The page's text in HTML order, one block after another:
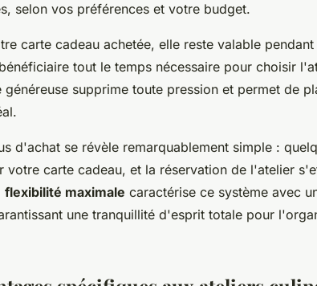
selon vos préférences et votre budget.
carte cadeau achetée, elle reste valable pendant
tout le temps nécessaire pour choisir
généreuse supprime toute pression et permet de
d'achat se révèle remarquablement simple :
votre carte cadeau, et la réservation de l'atelier
flexibilité maximale caractérise ce système avec
une tranquillité d'esprit totale pour